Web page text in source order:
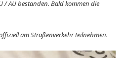
/ AU bestanden. Bald kommen die
am Straßenverkehr teilnehmen.